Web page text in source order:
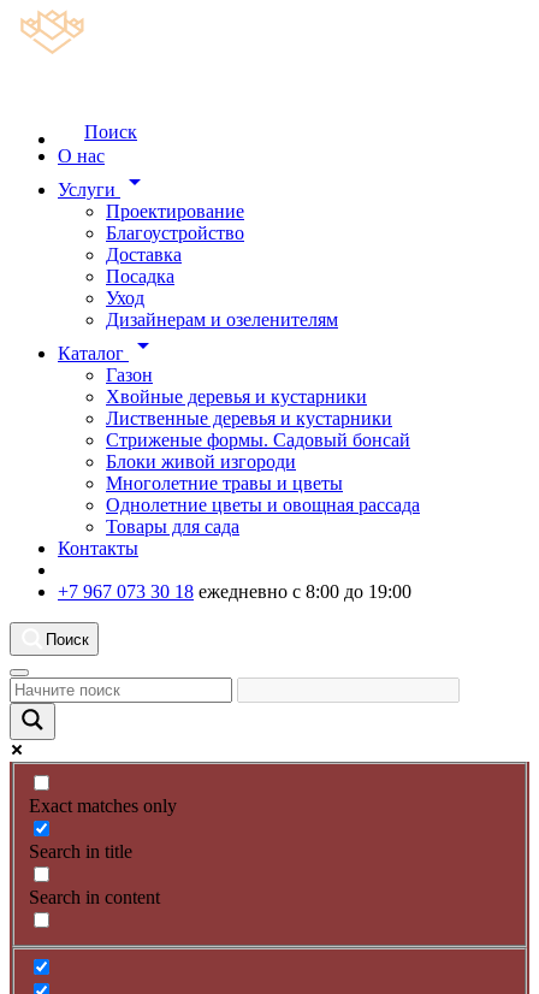
Поиск
О нас
Услуги
arrow_drop_down
Проектирование
Благоустройство
Доставка
Посадка
Уход
Дизайнерам и озеленителям
Каталог
arrow_drop_down
Газон
Хвойные деревья и кустарники
Лиственные деревья и кустарники
Стриженые формы. Садовый бонсай
Блоки живой изгороди
Многолетние травы и цветы
Однолетние цветы и овощная рассада
Товары для сада
Контакты
+7 967 073 30 18 ежедневно с 8:00 до 19:00
Поиск
Exact matches only
Search in title
Search in content